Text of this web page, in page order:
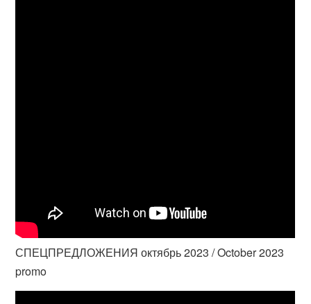
СПЕЦПРЕДЛОЖЕНИЯ октябрь 2023 / October 2023
promo